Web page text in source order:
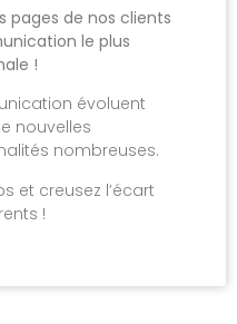
pages de nos clients
le plus
!
évoluent
nouvelles
nombreuses.
et creusez l’écart
!